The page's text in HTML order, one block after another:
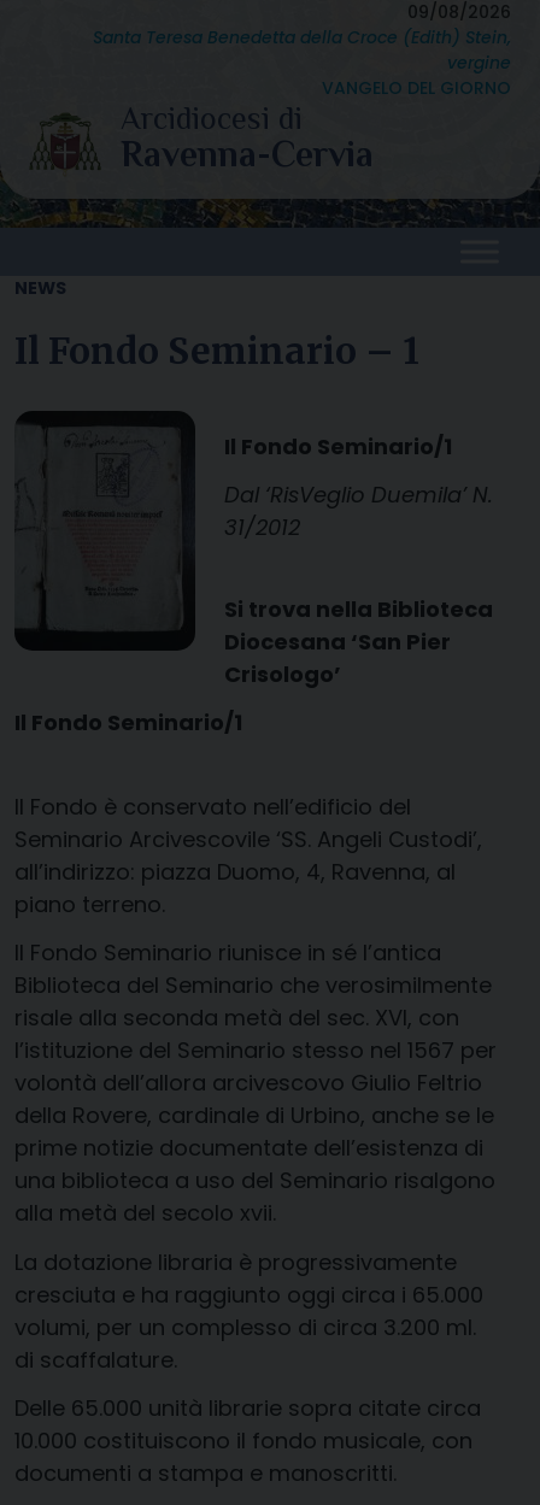
09/08/2026
Santa Teresa Benedetta della Croce (Edith) Stein,
vergine
VANGELO DEL GIORNO
NEWS
Il Fondo Seminario – 1
Il Fondo Seminario/1
Dal ‘RisVeglio Duemila’ N.
31/2012
Si trova nella Biblioteca
Diocesana ‘San Pier
Crisologo’
Il Fondo Seminario/1
Il Fondo è conservato nell’edificio del
Seminario Arcivescovile ‘SS. Angeli Custodi’,
all’indirizzo: piazza Duomo, 4, Ravenna, al
piano terreno.
Il Fondo Seminario riunisce in sé l’antica
Biblioteca del Seminario che verosimilmente
risale alla seconda metà del sec. XVI, con
l’istituzione del Seminario stesso nel 1567 per
volontà dell’allora arcivescovo Giulio Feltrio
della Rovere, cardinale di Urbino, anche se le
prime notizie documentate dell’esistenza di
una biblioteca a uso del Seminario risalgono
alla metà del secolo xvii.
La dotazione libraria è progressivamente
cresciuta e ha raggiunto oggi circa i 65.000
volumi, per un complesso di circa 3.200 ml.
di scaffalature.
Delle 65.000 unità librarie sopra citate circa
10.000 costituiscono il fondo musicale, con
documenti a stampa e manoscritti.